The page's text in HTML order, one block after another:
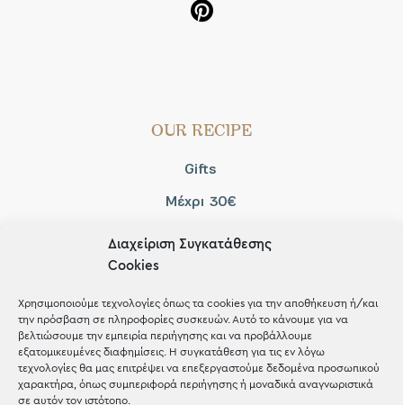
Διαχείριση Συγκατάθεσης
Cookies
Χρησιμοποιούμε τεχνολογίες όπως τα cookies για την αποθήκευση ή/και
την πρόσβαση σε πληροφορίες συσκευών. Αυτό το κάνουμε για να
βελτιώσουμε την εμπειρία περιήγησης και να προβάλλουμε
εξατομικευμένες διαφημίσεις. Η συγκατάθεση για τις εν λόγω
τεχνολογίες θα μας επιτρέψει να επεξεργαστούμε δεδομένα προσωπικού
χαρακτήρα, όπως συμπεριφορά περιήγησης ή μοναδικά αναγνωριστικά
σε αυτόν τον ιστότοπο.
OUR RECIPE
Gifts
Μέχρι 30€
Shop the look
ΚΑΤΑΣΤΗΜΑ